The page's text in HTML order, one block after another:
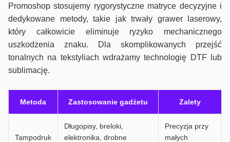
Promoshop stosujemy rygorystyczne matryce decyzyjne i
dedykowane metody, takie jak trwały grawer laserowy,
który całkowicie eliminuje ryzyko mechanicznego
uszkodzenia znaku. Dla skomplikowanych przejść
tonalnych na tekstyliach wdrażamy technologię DTF lub
sublimację.
Metoda Zastosowanie gadżetu Zalety
Tampodruk
Długopisy, breloki,
elektronika, drobne
Precyzja przy
małych